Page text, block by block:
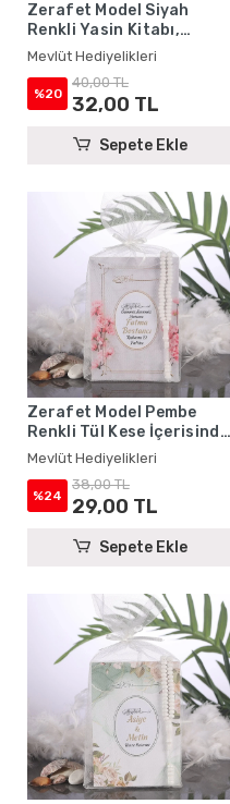
Zerafet Model Siyah
Renkli Yasin Kitabı,
Karton Çanta ve Tesbih -
Mevlüt Hediyelikleri
Mevlüt Hediyelikleri
%20
40,00 TL
32,00 TL
Sepete Ekle
Zerafet Model Pembe
Renkli Tül Kese İçerisinde
Yasin Kitabı ve Tesbih -
Mevlüt Hediyelikleri
Mevlüt Hediyelikleri
%24
38,00 TL
29,00 TL
Sepete Ekle